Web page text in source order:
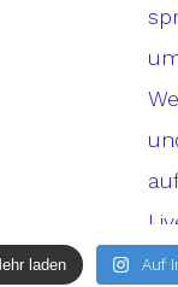
laden Auf